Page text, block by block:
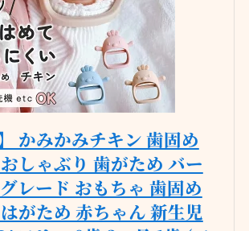
かみかみチキン 歯固め
しゃぶり 歯がため バー
レード おもちゃ 歯固め
がため 赤ちゃん 新生児